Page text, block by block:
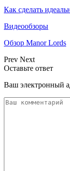
Как сделать
Видеообзоры
Обзор Manor Lords
Prev Next
Оставьте ответ
Ваш электронный